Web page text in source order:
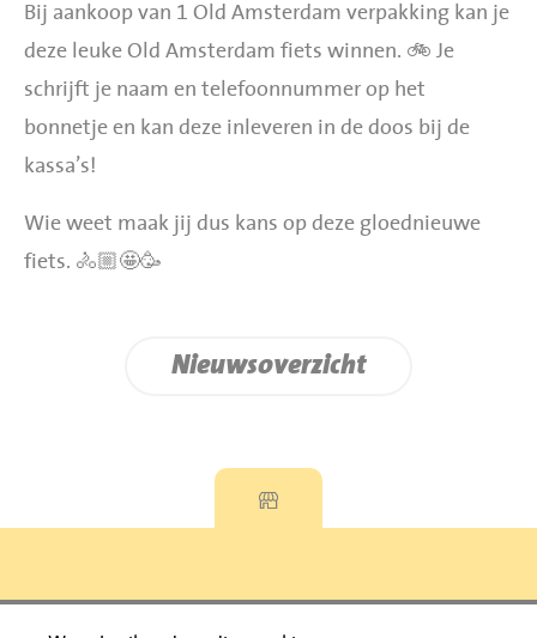
Bij aankoop van 1 Old Amsterdam verpakking kan je
deze leuke Old Amsterdam fiets winnen. 🚲 Je
schrijft je naam en telefoonnummer op het
bonnetje en kan deze inleveren in de doos bij de
kassa’s!
Wie weet maak jij dus kans op deze gloednieuwe
fiets. 🚴🏼🤩🥳
Nieuwsoverzicht
Privacyverklaring